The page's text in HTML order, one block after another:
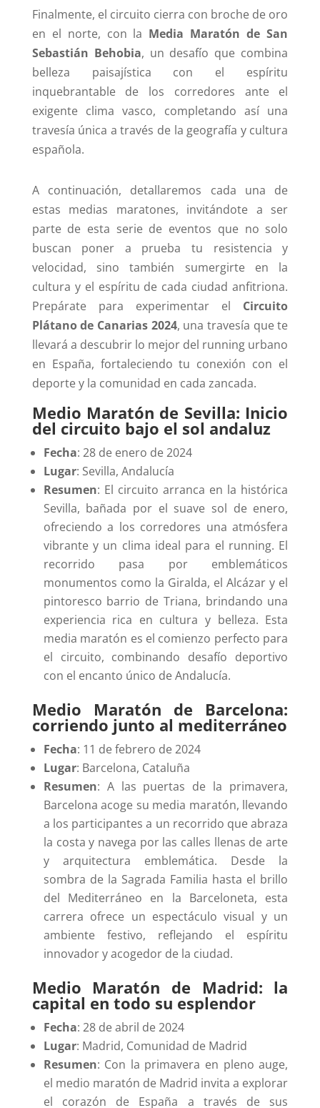
Finalmente, el circuito cierra con broche de oro
en el norte, con la Media Maratón de San
Sebastián Behobia, un desafío que combina
belleza paisajística con el espíritu
inquebrantable de los corredores ante el
exigente clima vasco, completando así una
travesía única a través de la geografía y cultura
española.
A continuación, detallaremos cada una de
estas medias maratones, invitándote a ser
parte de esta serie de eventos que no solo
buscan poner a prueba tu resistencia y
velocidad, sino también sumergirte en la
cultura y el espíritu de cada ciudad anfitriona.
Prepárate para experimentar el Circuito
Plátano de Canarias 2024, una travesía que te
llevará a descubrir lo mejor del running urbano
en España, fortaleciendo tu conexión con el
deporte y la comunidad en cada zancada.
Medio Maratón de Sevilla: Inicio
del circuito bajo el sol andaluz
Fecha: 28 de enero de 2024
Lugar: Sevilla, Andalucía
Resumen: El circuito arranca en la histórica
Sevilla, bañada por el suave sol de enero,
ofreciendo a los corredores una atmósfera
vibrante y un clima ideal para el running. El
recorrido pasa por emblemáticos
monumentos como la Giralda, el Alcázar y el
pintoresco barrio de Triana, brindando una
experiencia rica en cultura y belleza. Esta
media maratón es el comienzo perfecto para
el circuito, combinando desafío deportivo
con el encanto único de Andalucía.
Medio Maratón de Barcelona:
corriendo junto al mediterráneo
Fecha: 11 de febrero de 2024
Lugar: Barcelona, Cataluña
Resumen: A las puertas de la primavera,
Barcelona acoge su media maratón, llevando
a los participantes a un recorrido que abraza
la costa y navega por las calles llenas de arte
y arquitectura emblemática. Desde la
sombra de la Sagrada Familia hasta el brillo
del Mediterráneo en la Barceloneta, esta
carrera ofrece un espectáculo visual y un
ambiente festivo, reflejando el espíritu
innovador y acogedor de la ciudad.
Medio Maratón de Madrid: la
capital en todo su esplendor
Fecha: 28 de abril de 2024
Lugar: Madrid, Comunidad de Madrid
Resumen: Con la primavera en pleno auge,
el medio maratón de Madrid invita a explorar
el corazón de España a través de sus